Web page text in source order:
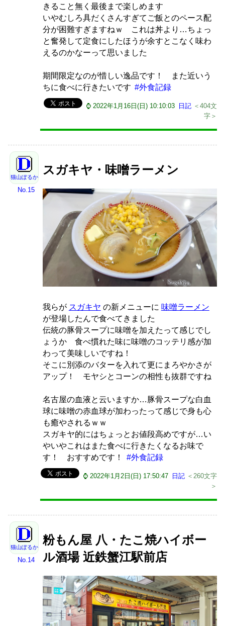
きること無く最後まで楽しめます
いやむしろ具だくさんすぎてご飯とのペース配
分が困難すぎますねｗ これは丼より…ちょっ
と奮発して定食にしたほうが余すとこなく味わ
えるのかなーって思いました
期間限定なのが惜しい逸品です！ また近いう
ちに食べに行きたいです #外食記録
⌚ 2022年1月16日(日) 10:10:03 日記 ＜404文
字＞
猫山ぽるか
No.15
スガキヤ・味噌ラーメン
我らが スガキヤ の新メニューに 味噌ラーメン
が登場したんで食べてきました
伝統の豚骨スープに味噌を加えたって感じでし
ょうか 食べ慣れた味に味噌のコッテリ感が加
わって美味しいですね！
そこに別添のバターを入れて更にまろやかさが
アップ！ モヤシとコーンの相性も抜群ですね
名古屋の血液と云いますか…豚骨スープな白血
球に味噌の赤血球が加わったって感じで身も心
も癒やされるｗｗ
スガキヤ的にはちょっとお値段高めですが…い
やいやこれはまた食べに行きたくなるお味で
す！ おすすめです！
#外食記録
⌚ 2022年1月2日(日) 17:50:47 日記 ＜260文字
＞
猫山ぽるか
No.14
粉もん屋 八・たこ焼ハイボー
ル酒場 近鉄蟹江駅前店